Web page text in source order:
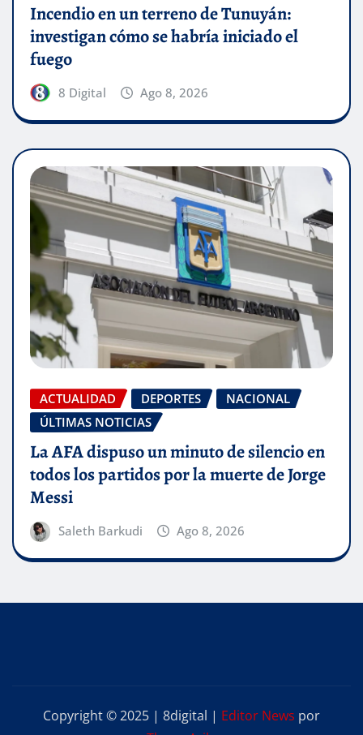
Incendio en un terreno de Tunuyán:
investigan cómo se habría iniciado el
fuego
8 Digital Ago 8, 2026
ACTUALIDAD DEPORTES
NACIONAL
ÚLTIMAS NOTICIAS
La AFA dispuso un minuto de silencio en
todos los partidos por la muerte de Jorge
Messi
Saleth Barkudi Ago 8, 2026
Copyright © 2025 | 8digital | Editor News por